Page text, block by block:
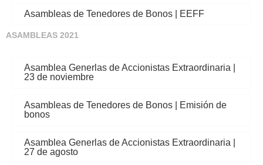
Asambleas de Tenedores de Bonos | EEFF
ASAMBLEAS 2021
Asamblea Generlas de Accionistas Extraordinaria |
23 de noviembre
Asambleas de Tenedores de Bonos | Emisión de
bonos
Asamblea Generlas de Accionistas Extraordinaria |
27 de agosto